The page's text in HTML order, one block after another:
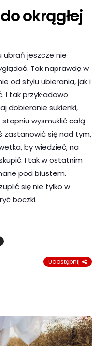
okrągłej
ubrań jeszcze nie
Tak naprawdę w
od stylu ubierania, jak i
I tak przykładowo
dobieranie sukienki,
wysmuklić całą
zastanowić się nad tym,
by wiedzieć, na
I tak w ostatnim
pod biustem.
się nie tylko w
boczki.
Udostępnij